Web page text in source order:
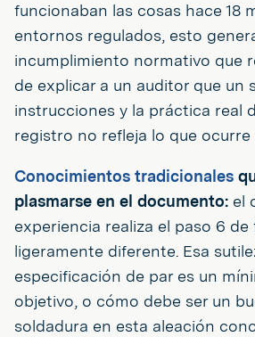
funcionaban las cosas hace 18
entornos regulados, esto
incumplimiento normativo que
de explicar a un auditor que un
instrucciones y la práctica real
registro no refleja lo que ocurre
Conocimientos tradicionales
plasmarse en el documento: el
experiencia realiza el paso 6 de
ligeramente diferente. Esa
especificación de par es un
objetivo, o cómo debe ser un
soldadura en esta aleación